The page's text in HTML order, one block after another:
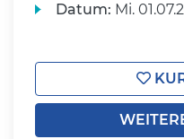
Datum: Mi.